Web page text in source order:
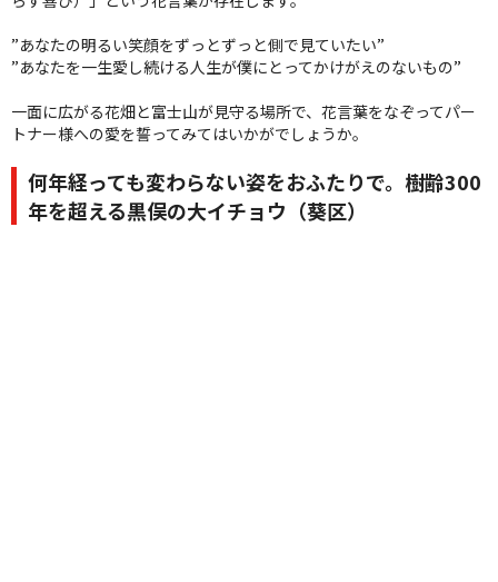
”あなたの明るい笑顔をずっとずっと側で見ていたい”
”あなたを一生愛し続ける人生が僕にとってかけがえのないもの”
一面に広がる花畑と富士山が見守る場所で、花言葉をなぞってパー
トナー様への愛を誓ってみてはいかがでしょうか。
何年経っても変わらない姿をおふたりで。樹齢300
年を超える黒俣の大イチョウ（葵区）